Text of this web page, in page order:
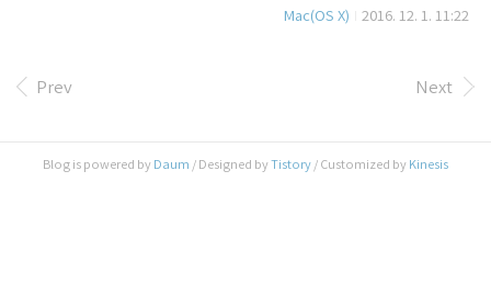
배 더 향상된 키 안정성을 제공한다는 명분을 내세
내장 스피커가 물리적으로 고장날 수 있는 문제를
를 지원하지 않아 생긴 문제로, Boot Camp에서
WIndows를 설치하고 윈도우를 구동할 경우, 원인
가뜨릴 수 있게 됩니다. 하지만, 11월 23일(미국 현
지 시각) 오후 1시 이 후에 Boot Camp로
Mac(OS X) 2016. 12. 1. 11:22
Prev Next
Blog is powered by Daum / Designed byTistory / Customized by Kinesis